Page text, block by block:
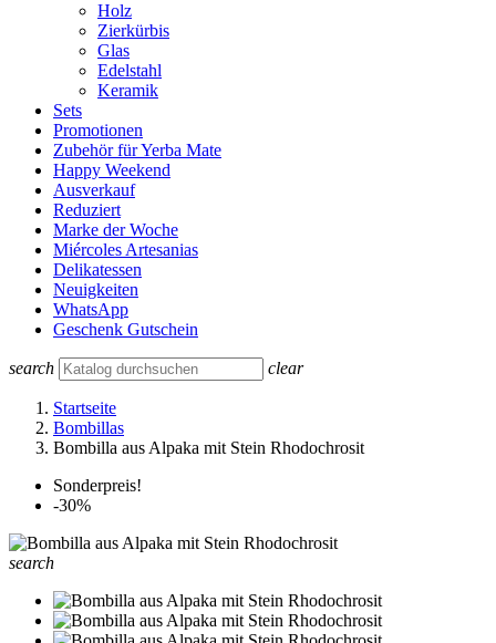
Holz
Zierkürbis
Glas
Edelstahl
Keramik
Sets
Promotionen
Zubehör für Yerba Mate
Happy Weekend
Ausverkauf
Reduziert
Marke der Woche
Miércoles Artesanias
Delikatessen
Neuigkeiten
WhatsApp
Geschenk Gutschein
search clear
Startseite
Bombillas
Bombilla aus Alpaka mit Stein Rhodochrosit
Sonderpreis!
-30%
search